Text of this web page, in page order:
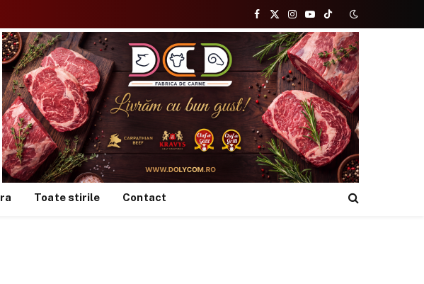
Facebook
X
(Twitter)
Instagram
YouTubeTikTok
Toate stirile Contact